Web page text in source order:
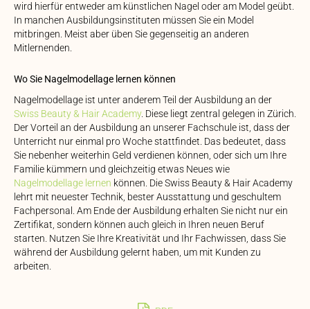
wird hierfür entweder am künstlichen Nagel oder am Model geübt.
In manchen Ausbildungsinstituten müssen Sie ein Model
mitbringen. Meist aber üben Sie gegenseitig an anderen
Mitlernenden.
Wo Sie Nagelmodellage lernen können
Nagelmodellage ist unter anderem Teil der Ausbildung an der
Swiss Beauty & Hair Academy. Diese liegt zentral gelegen in Zürich.
Der Vorteil an der Ausbildung an unserer Fachschule ist, dass der
Unterricht nur einmal pro Woche stattfindet. Das bedeutet, dass
Sie nebenher weiterhin Geld verdienen können, oder sich um Ihre
Familie kümmern und gleichzeitig etwas Neues wie
Nagelmodellage lernen können. Die Swiss Beauty & Hair Academy
lehrt mit neuester Technik, bester Ausstattung und geschultem
Fachpersonal. Am Ende der Ausbildung erhalten Sie nicht nur ein
Zertifikat, sondern können auch gleich in Ihren neuen Beruf
starten. Nutzen Sie Ihre Kreativität und Ihr Fachwissen, dass Sie
während der Ausbildung gelernt haben, um mit Kunden zu
arbeiten.